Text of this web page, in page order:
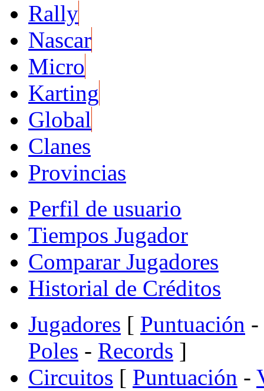
Rally
Nascar
Micro
Karting
Global
Clanes
Provincias
Perfil de usuario
Tiempos Jugador
Comparar Jugadores
Historial de Créditos
Jugadores [ Puntuación -
Poles - Records ]
Circuitos [ Puntuación -